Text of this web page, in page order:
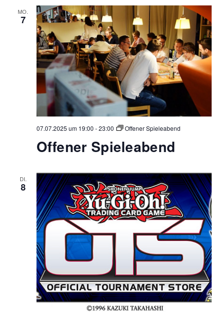
MO.
7
07.07.2025 um 19:00 -23:00 Offener Spieleabend
Offener Spieleabend
DI.
8